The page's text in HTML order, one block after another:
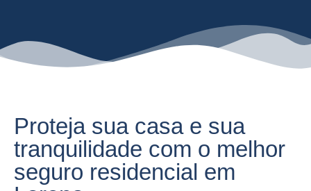
Proteja sua casa e sua
tranquilidade com o melhor
seguro residencial em